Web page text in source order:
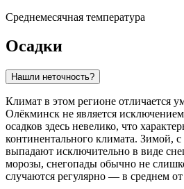
Среднемесячная температура
Осадки
Нашли неточность?
Климат в этом регионе отличается
Олёкминск не является
осадков здесь невелико, что
континентального климата. Зимой,
выпадают исключительно в виде
морозы, снегопады обычно не
случаются регулярно — в среднем